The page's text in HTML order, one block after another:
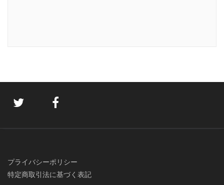
プライバシーポリシー
特定商取引法に基づく表記